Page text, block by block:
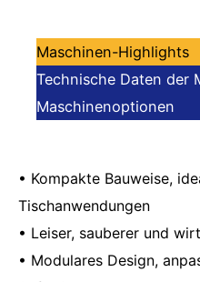
Maschinen-Highlights
Technische Daten der
Maschinenoptionen
• Kompakte Bauweise,
Tischanwendungen
• Leiser, sauberer und
• Modulares Design,